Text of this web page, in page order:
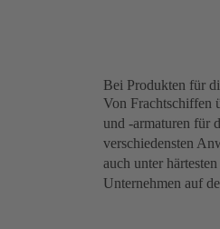
Bei Produkten für
Von Frachtschiffen
und -armaturen für
verschiedensten
auch unter
Unternehmen auf